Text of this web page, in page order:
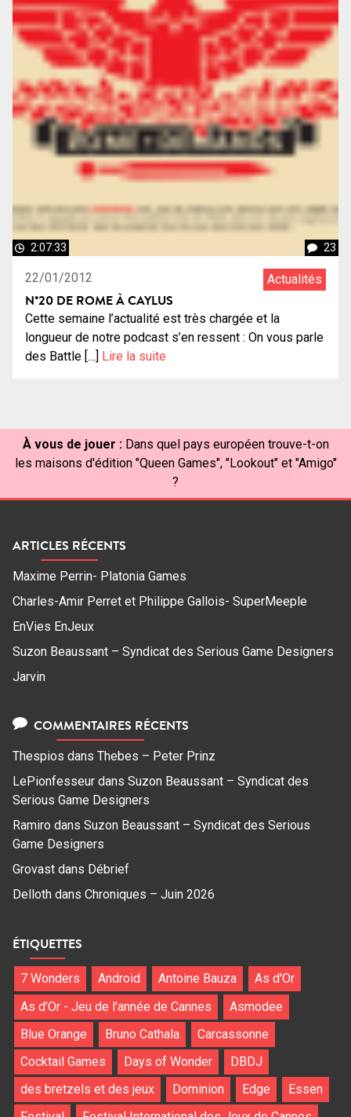
2:07:33 23
22/01/2012 Actualités
N°20 DE ROME À CAYLUS
Cette semaine l’actualité est très chargée et la
longueur de notre podcast s’en ressent : On vous parle
des Battle […] Lire la suite
À vous de jouer : Dans quel pays européen trouve-t-on
les maisons d'édition "Queen Games", "Lookout" et "Amigo"
?
ARTICLES RÉCENTS
Maxime Perrin- Platonia Games
Charles-Amir Perret et Philippe Gallois- SuperMeeple
EnVies EnJeux
Suzon Beaussant – Syndicat des Serious Game Designers
Jarvin
COMMENTAIRES RÉCENTS
Thespios dans Thebes – Peter Prinz
LePionfesseur dans Suzon Beaussant – Syndicat des
Serious Game Designers
Ramiro dans Suzon Beaussant – Syndicat des Serious
Game Designers
Grovast dans Débrief
Delloth dans Chroniques – Juin 2026
ÉTIQUETTES
7 Wonders Android Antoine Bauza
As d'Or
As d'Or - Jeu de l'année de Cannes
Asmodee
Blue Orange
Bruno Cathala
Carcassonne
Cocktail Games
Days of Wonder
DBDJ
des bretzels et des jeux
Dominion Edge
Essen